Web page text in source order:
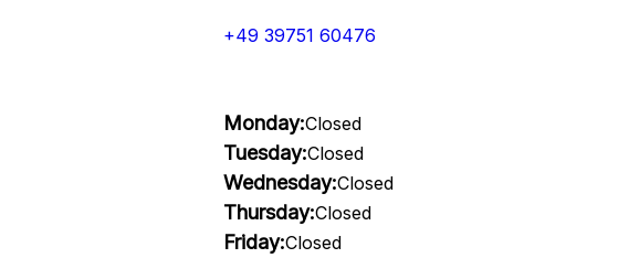
+49 39751 60476
Monday:Closed
Tuesday:Closed
Wednesday:Closed
Thursday:Closed
Friday:Closed